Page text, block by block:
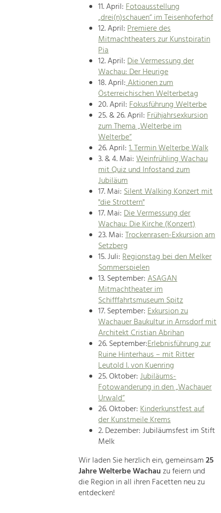
11. April:Fotoausstellung
„drei(n)schauen“ im Teisenhoferhof
12. April:Premiere des
Mitmachtheaters zur Kunstpiratin
Pia
12. April:Die Vermessung der
Wachau: Der Heurige
18. April:Aktionen zum
Österreichischen Welterbetag
20. April:Fokusführung Welterbe
25. & 26. April:Frühjahrsexkursion
zum Thema „Welterbe im
Welterbe“
26. April:1. Termin Welterbe Walk
3. & 4. Mai:Weinfrühling Wachau
mit Quiz und Infostand zum
Jubiläum
17. Mai:Silent Walking Konzert mit
"die Strottern"
17. Mai:Die Vermessung der
Wachau: Die Kirche (Konzert)
23. Mai:Trockenrasen-Exkursion am
Setzberg
15. Juli:Regionstag bei den Melker
Sommerspielen
13. September:ASAGAN
Mitmachtheater im
Schifffahrtsmuseum Spitz
17. September:Exkursion zu
Wachauer Baukultur in Arnsdorf mit
Architekt Cristian Abrihan
26. September:Erlebnisführung zur
Ruine Hinterhaus – mit Ritter
Leutold I. von Kuenring
25. Oktober:Jubiläums-
Fotowanderung in den „Wachauer
Urwald“
26. Oktober:Kinderkunstfest auf
der Kunstmeile Krems
2. Dezember: Jubiläumsfest im Stift
Melk
Wir laden Sie herzlich ein, gemeinsam25
Jahre Welterbe Wachauzu feiern und
die Region in all ihren Facetten neu zu
entdecken!